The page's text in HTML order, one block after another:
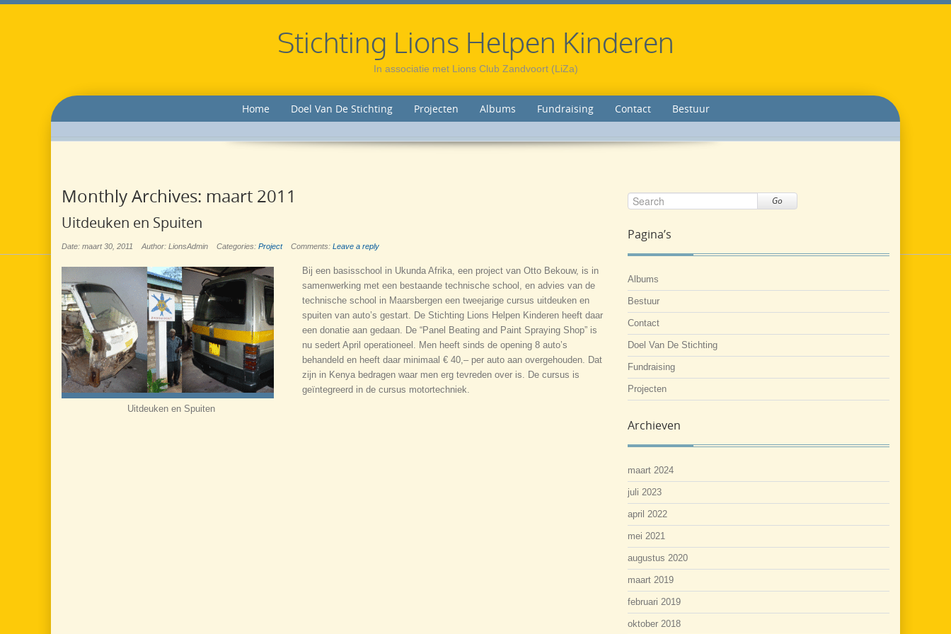
Stichting Lions Helpen Kinderen
In associatie met Lions Club Zandvoort (LiZa)
Home Doel Van De Stichting Projecten Albums Fundraising Contact Bestuur
Monthly Archives: maart 2011
Uitdeuken en Spuiten
Date: maart 30, 2011 Author: LionsAdmin Categories: Project Comments: Leave a reply
Uitdeuken en Spuiten
Bij een basisschool in Ukunda Afrika, een project van Otto Bekouw, is in
samenwerking met een bestaande technische school, en advies van de
technische school in Maarsbergen een tweejarige cursus uitdeuken en
spuiten van auto’s gestart. De Stichting Lions Helpen Kinderen heeft daar
een donatie aan gedaan. De “Panel Beating and Paint Spraying Shop” is
nu sedert April operationeel. Men heeft sinds de opening 8 auto’s
behandeld en heeft daar minimaal € 40,– per auto aan overgehouden. Dat
zijn in Kenya bedragen waar men erg tevreden over is. De cursus is
geïntegreerd in de cursus motortechniek.
Go
Pagina’s
Albums
Bestuur
Contact
Doel Van De Stichting
Fundraising
Projecten
Archieven
maart 2024
juli 2023
april 2022
mei 2021
augustus 2020
maart 2019
februari 2019
oktober 2018